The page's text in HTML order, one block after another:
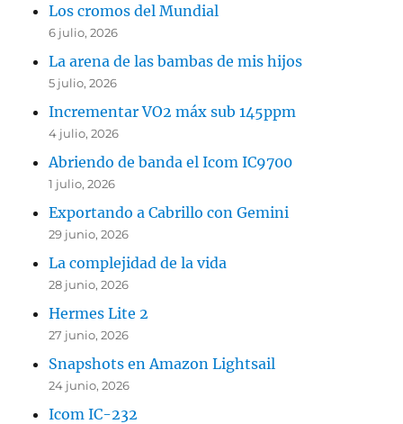
Los cromos del Mundial
6 julio, 2026
La arena de las bambas de mis hijos
5 julio, 2026
Incrementar VO2 máx sub 145ppm
4 julio, 2026
Abriendo de banda el Icom IC9700
1 julio, 2026
Exportando a Cabrillo con Gemini
29 junio, 2026
La complejidad de la vida
28 junio, 2026
Hermes Lite 2
27 junio, 2026
Snapshots en Amazon Lightsail
24 junio, 2026
Icom IC-232